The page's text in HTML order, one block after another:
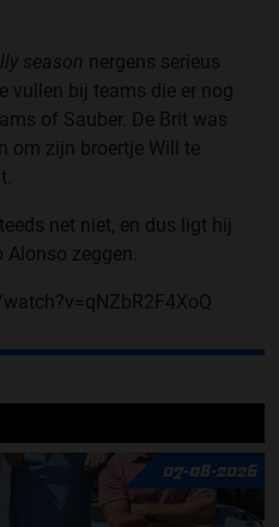
season nergens serieus
vullen bij teams die er nog
of Sauber. De Brit was
om zijn broertje Will te
net niet, en dus ligt hij
zeggen.
07-08-2026